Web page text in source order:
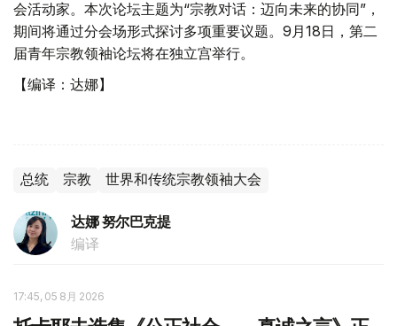
会活动家。本次论坛主题为“宗教对话：迈向未来的协同”，
期间将通过分会场形式探讨多项重要议题。9月18日，第二
届青年宗教领袖论坛将在独立宫举行。
【编译：达娜】
总统 宗教 世界和传统宗教领袖大会
达娜 努尔巴克提
编译
17:45, 05 8月 2026